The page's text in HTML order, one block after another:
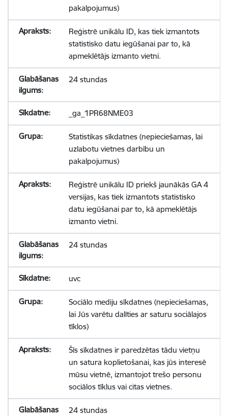
pakalpojumus)
Reģistrē unikālu ID, kas tiek izmantots
statistisko datu iegūšanai par to, kā
apmeklētājs izmanto vietni.
24 stundas
_ga_1PR68NME03
Statistikas sīkdatnes (nepieciešamas, lai
uzlabotu vietnes darbību un
pakalpojumus)
Reģistrē unikālu ID priekš jaunākās GA 4
versijas, kas tiek izmantots statistisko
datu iegūšanai par to, kā apmeklētājs
izmanto vietni.
24 stundas
uvc
Sociālo mediju sīkdatnes (nepieciešamas,
lai Jūs varētu dalīties ar saturu sociālajos
tīklos)
Šīs sīkdatnes ir paredzētas tādu vietņu
un satura koplietošanai, kas jūs interesē
mūsu vietnē, izmantojot trešo personu
sociālos tīklus vai citas vietnes.
24 stundas